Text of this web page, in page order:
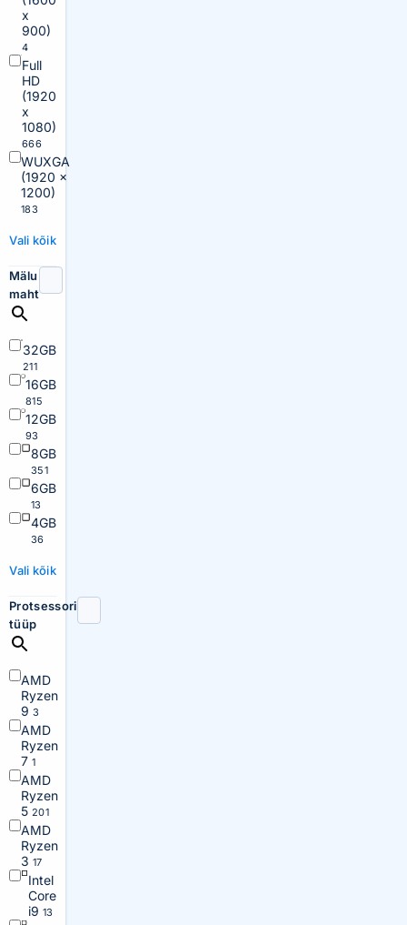
x
900)
4
Full
HD
(1920
x
1080)
666
WUXGA
(1920 x
1200)
183
Vali kõik
Mälu
maht
32GB
211
16GB
815
12GB
93
8GB
351
6GB
13
4GB
36
Vali kõik
Protsessori
tüüp
AMD
Ryzen
9 3
AMD
Ryzen
7 1
AMD
Ryzen
5 201
AMD
Ryzen
3 17
Intel
Core
i9 13